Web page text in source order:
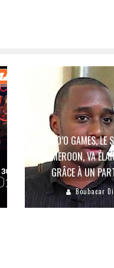
KIRO’O GAMES,
CAMEROON, VA
GRÂCE À UN
Boubacar